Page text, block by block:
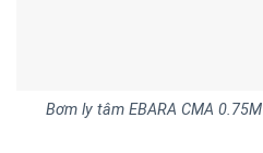
Bơm ly tâm EBARA CMA 0.75M